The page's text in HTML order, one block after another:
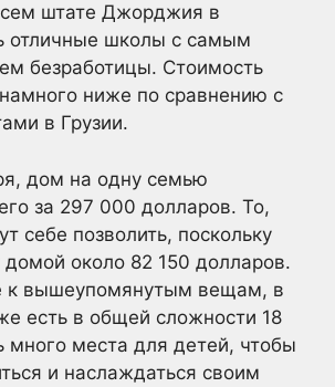
штате Джорджия в
отличные школы с самым
безработицы. Стоимость
ниже по сравнению с
в Грузии.
дом на одну семью
за 297 000 долларов. То,
себе позволить, поскольку
домой около 82 150 долларов.
к вышеупомянутым вещам, в
есть в общей сложности 18
много места для детей, чтобы
и наслаждаться своим